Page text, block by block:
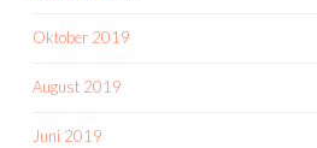
Oktober 2019
August 2019
Juni 2019